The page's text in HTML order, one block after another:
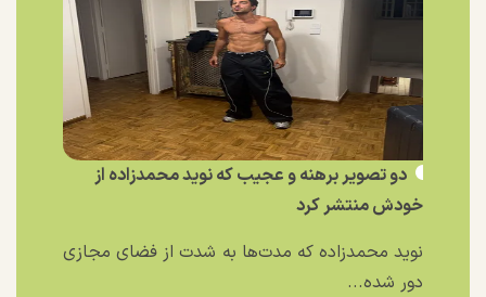
دو تصویر برهنه و عجیب که نوید محمدزاده از
خودش منتشر کرد
نوید محمدزاده که مدت‌ها به شدت از فضای مجازی
دور شده...